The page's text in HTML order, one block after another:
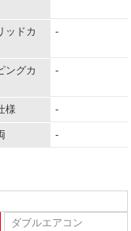
ッドカ
-
ングカ
-
様 -
-
ダブルエアコン